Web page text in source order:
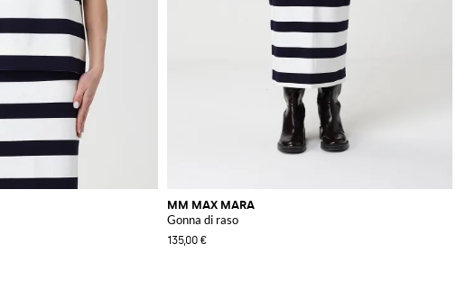
MM MAX MARA
Gonna di raso
135,00 €